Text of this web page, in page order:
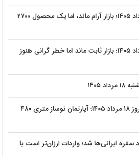
قیمت میلگرد امروز ۱۸ مرداد ۱۴۰۵؛ بازار آرام ماند، اما یک محصول ۲۷۰۰
قیمت سیمان امروز ۱۸ مرداد ۱۴۰۵؛ بازار ثابت ماند اما خطر گرانی هنوز
۱۴۰۵
قیمت مسکن در پونک امروز ۱۸ مرداد ۱۴۰۵؛ آپارتمان نوساز متری ۴۸۰
ایرانی‌ها شد؛ واردات ارزان‌تر است یا